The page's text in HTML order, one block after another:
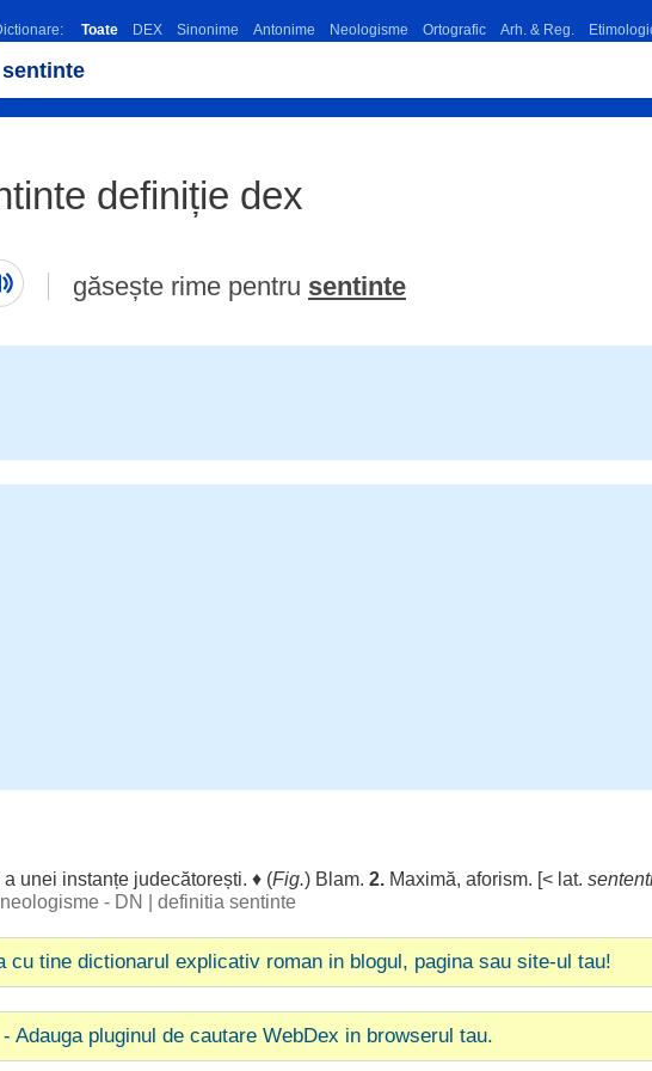
Toate DEX Sinonime Antonime Neologisme Ortografic Arh. & Reg.
definiție dex
găsește rime pentru sentinte
a unei instanțe judecătorești. ♦ (Fig.) Blam. 2. Maximă, aforism. [< lat.
- DN
definitia sentinte
cu tine dictionarul explicativ roman in blogul, pagina sau site-ul tau!
- Adauga pluginul de cautare WebDex in browserul tau.